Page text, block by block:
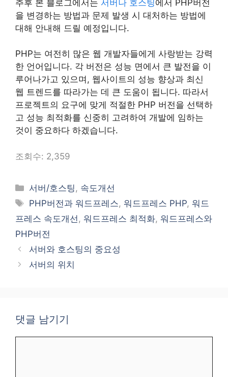
추후 본 블로그에서는 서버나 호스팅에서 PHP버전
을 변경하는 방법과 문제 발생 시 대처하는 방법에
대해 안내해 드릴 예정입니다.
PHP는 여전히 많은 웹 개발자들에게 사랑받는 강력
한 언어입니다. 각 버전은 성능 면에서 큰 발전을 이
루어나가고 있으며, 웹사이트의 성능 향상과 최신
웹 트렌드를 따라가는 데 큰 도움이 됩니다. 따라서
프로젝트의 요구에 맞게 적절한 PHP 버전을 선택하
고 성능 최적화를 신중히 고려하여 개발에 임하는
것이 중요하다 하겠습니다.
조회수: 2,359
카
테
리
서버/호스팅 , 속도개선
태
그
PHP버전과 워드프레스, 워드프레스 PHP, 워드
프레스 속도개선 , 워드프레스 최적화, 워드프레스와
PHP버전
서버와 호스팅의 중요성
서버의 위치
댓글 남기기